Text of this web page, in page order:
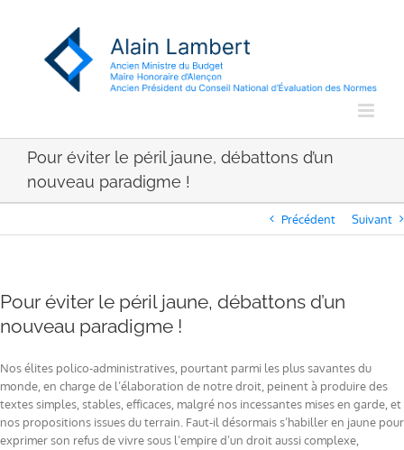
Pour éviter le péril jaune, débattons d’un
nouveau paradigme !
Précédent Suivant
Pour éviter le péril jaune, débattons d’un
nouveau paradigme !
Nos élites polico-administratives, pourtant parmi les plus savantes du
monde, en charge de l’élaboration de notre droit, peinent à produire des
textes simples, stables, efficaces, malgré nos incessantes mises en garde, et
nos propositions issues du terrain. Faut-il désormais s’habiller en jaune pour
exprimer son refus de vivre sous l’empire d’un droit aussi complexe,